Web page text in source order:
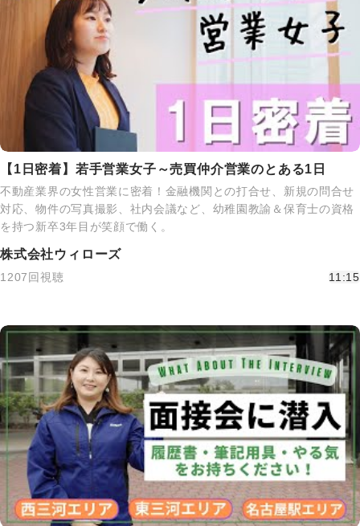
【1日密着】若手営業女子～売買仲介営業のとある1日
不動産業界の女性営業に密着！金融機関との打合せ、新規の問合せ
対応、物件の写真撮影、社内会議など、幼稚園教諭＆保育士の資格
を持つ新卒3年目が笑顔で働く。
株式会社ウィローズ
1207回視聴 11:15